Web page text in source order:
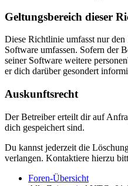
Geltungsbereich dieser
Diese Richtlinie umfasst nur
Software umfassen. Sofern der
seiner Software weitere
er dich darüber gesondert
Auskunftsrecht
Der Betreiber erteilt dir auf
dich gespeichert sind.
Du kannst jederzeit die
verlangen. Kontaktiere hierzu
Foren-Übersicht